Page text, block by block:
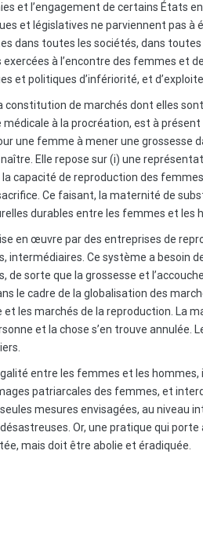
et l’engagement de certains États
et législatives ne parviennent pas à
dans toutes les sociétés, dans
à l’encontre des femmes et
et politiques d’infériorité, et
constitution de marchés dont elles
à la procréation, est à
une femme à mener une grossesse
Elle repose sur (i) une
capacité de reproduction des
Ce faisant, la maternité de
durables entre les femmes et les
en œuvre par des entreprises de
intermédiaires. Ce système a besoin
sorte que la grossesse et
le cadre de la globalisation des
les marchés de la reproduction. La
et la chose s’en trouve annulée.
entre les femmes et les
patriarcales des femmes, et
mesures envisagées, au niveau
Or, une pratique qui
mais doit être abolie et éradiquée.